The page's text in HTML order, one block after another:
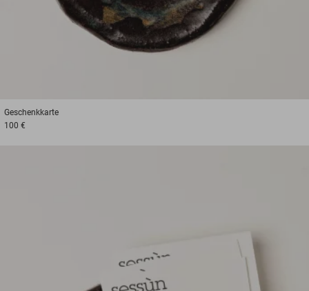
Geschenkkarte
100 €